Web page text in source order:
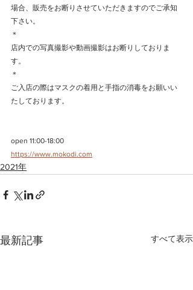
場合、販売をお断りさせていただきますのでご承知
下さい。
​＊
​店内での写真撮影や動画撮影はお断りしておりま
す。
＊
ご入店の際はマスクの着用と手指の消毒をお願いい
たしております。
open 11:00-18:00
https://www.mokodi.com
2021年
最新記事 すべて表示